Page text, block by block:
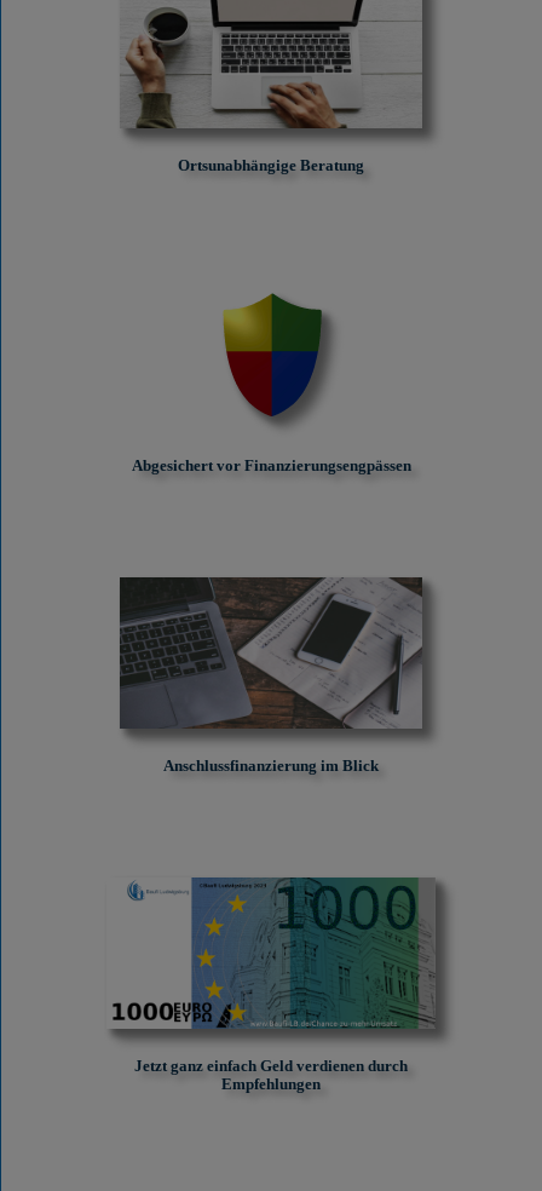
Ortsunabhängige Beratung
Abgesichert vor Finanzierungs­engpässen
Anschlussfinanzierung im Blick
Jetzt ganz einfach Geld verdienen durch
Empfehlungen